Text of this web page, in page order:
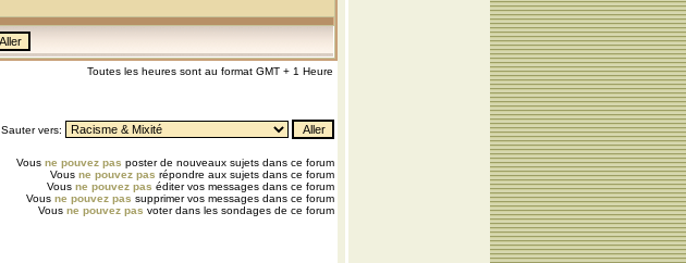
Toutes les heures sont au format GMT + 1 Heure
Sauter vers:
Vous ne pouvez pas poster de nouveaux sujets dans ce forum
Vous ne pouvez pas répondre aux sujets dans ce forum
Vous ne pouvez pas éditer vos messages dans ce forum
Vous ne pouvez pas supprimer vos messages dans ce forum
Vous ne pouvez pas voter dans les sondages de ce forum